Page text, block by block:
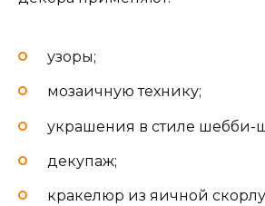
узоры;
мозаичную технику;
украшения в стиле шебби-
декупаж;
кракелюр из яичной